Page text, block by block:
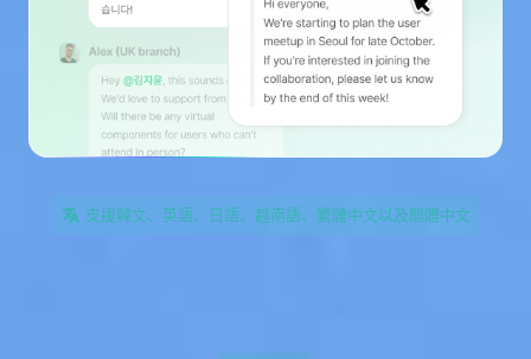
支援韓文、英語、日語、越南語、繁體中文以及簡體中文